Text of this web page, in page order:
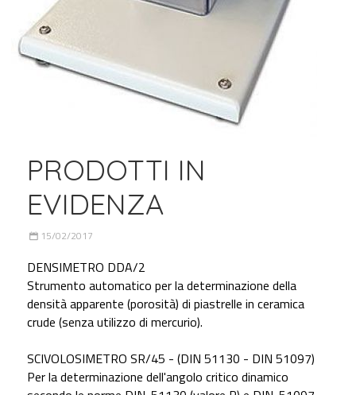
PRODOTTI IN
EVIDENZA
15/02/2017
DENSIMETRO DDA/2
Strumento automatico per la determinazione della
densità apparente (porosità) di piastrelle in ceramica
crude (senza utilizzo di mercurio).
SCIVOLOSIMETRO SR/45 - (DIN 51130 - DIN 51097)
Per la determinazione dell'angolo critico dinamico